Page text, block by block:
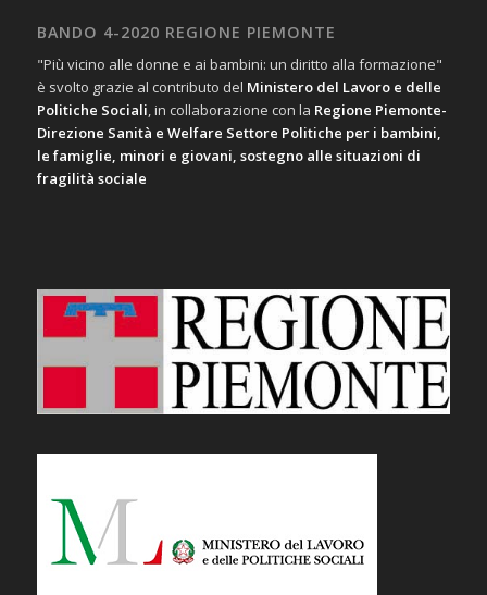
BANDO 4-2020 REGIONE PIEMONTE
"Più vicino alle donne e ai bambini: un diritto alla formazione"
è svolto grazie al contributo del Ministero del Lavoro e delle
Politiche Sociali , in collaborazione con la Regione Piemonte-
Direzione Sanità e Welfare Settore Politiche per i bambini,
le famiglie, minori e giovani, sostegno alle situazioni di
fragilità sociale